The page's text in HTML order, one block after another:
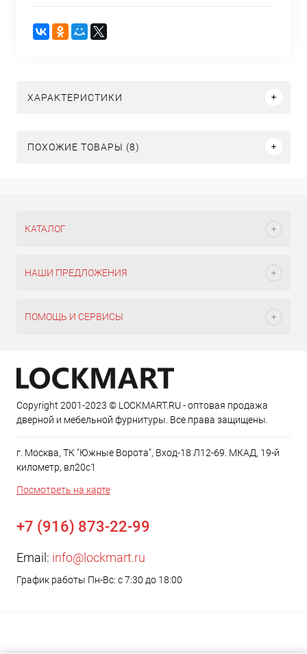
ХАРАКТЕРИСТИКИ
ПОХОЖИЕ ТОВАРЫ (8)
КАТАЛОГ
НАШИ ПРЕДЛОЖЕНИЯ
ПОМОЩЬ И СЕРВИСЫ
Copyright 2001-2023 © LOCKMART.RU - оптовая продажа
дверной и мебельной фурнитуры. Все права защищены.
г. Москва, ТК "Южные Ворота", Вход-18 Л12-69. МКАД, 19-й
километр, вл20с1
Посмотреть на карте
+7 (916) 873-22-99
Email: info@lockmart.ru
График работы Пн-Вс: с 7:30 до 18:00